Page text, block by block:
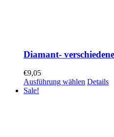
Diamant-
€9,05
Ausführung wählen Details
Sale!